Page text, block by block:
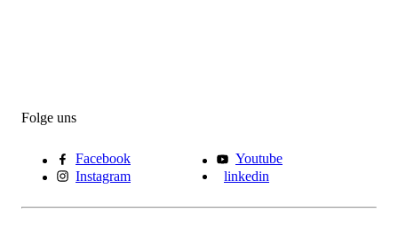
Folge uns
Facebook
Youtube
Instagram
linkedin